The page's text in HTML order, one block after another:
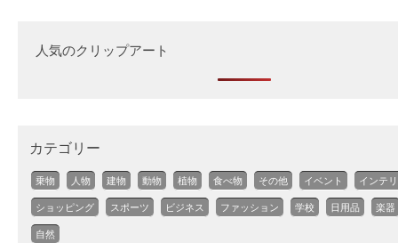
人気のクリップアート
カテゴリー
乗物 人物 建物 動物 植物 食べ物 その他 イベント インテ
ショッピング スポーツ ビジネス ファッション 学校 日用品 楽器
自然